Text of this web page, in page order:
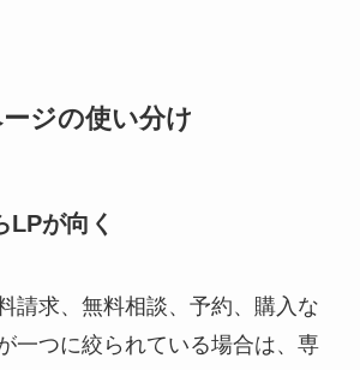
ジの使い分け
LPが向く
請求、無料相談、予約、購入な
一つに絞られている場合は、専